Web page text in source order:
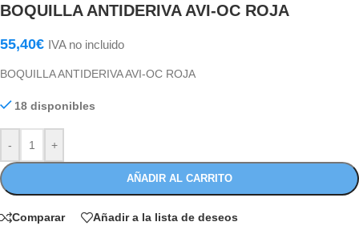
BOQUILLA ANTIDERIVA AVI-OC ROJA
55,40€ IVA no incluido
BOQUILLA ANTIDERIVA AVI-OC ROJA
18 disponibles
- +
AÑADIR AL CARRITO
Comparar Añadir a la lista de deseos